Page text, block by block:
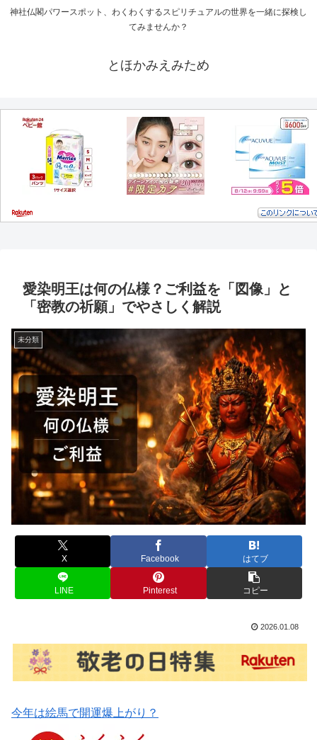
神社仏閣パワースポット、わくわくするスピリチュアルの世界を一緒に探検し
てみませんか？
とほかみえみため
愛染明王は何の仏様？ご利益を「図像」と
「密教の祈願」でやさしく解説
未分類
X Facebook はてブ
LINE Pinterest コピー
2026.01.08
今年は絵馬で開運爆上がり？